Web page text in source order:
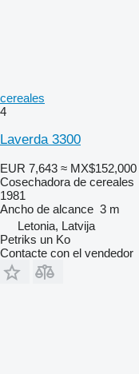
cereales
4
Laverda 3300
EUR 7,643 ≈ MX$152,000
Cosechadora de cereales
1981
Ancho de alcance 3 m
Letonia, Latvija
Petriks un Ko
Contacte con el vendedor